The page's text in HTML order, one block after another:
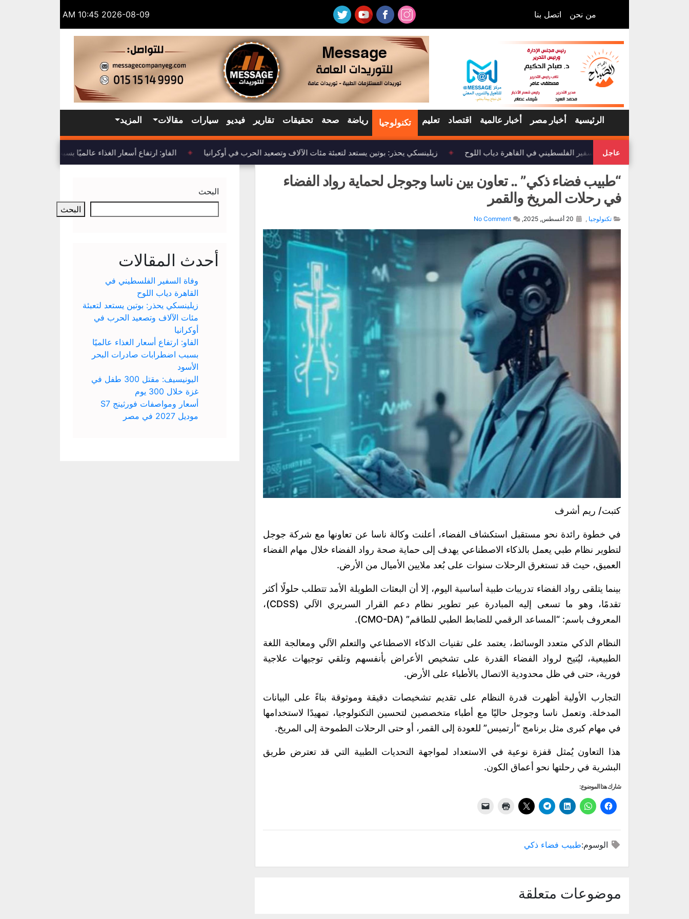
من نحن اتصل بنا 2026-08-09 10:45 AM
الرئيسية أخبار مصر أخبار عالمية اقتصاد تعليم تكنولوجيا رياضة صحة تحقيقات تقارير فيديو سيارات مقالات المزيد
عاجل
وفاة السفير الفلسطيني في القاهرة دياب اللوح ◈ زيلينسكي يحذر: بوتين يستعد لتعبئة مئات الآلاف وتصعيد الحرب في أوكرانيا ◈ الفاو: ارتفاع أسعار الغذاء عالميًا بسبب اضطرابات
“طبيب فضاء ذكي” .. تعاون بين ناسا وجوجل لحماية رواد الفضاء
في رحلات المريخ والقمر
تكنولوجيا ,
No Comment
كتبت/ ريم أشرف
في خطوة رائدة نحو مستقبل استكشاف الفضاء، أعلنت وكالة ناسا عن تعاونها مع شركة جوجل
لتطوير نظام طبي يعمل بالذكاء الاصطناعي يهدف إلى حماية صحة رواد الفضاء خلال مهام الفضاء
العميق، حيث قد تستغرق الرحلات سنوات على بُعد ملايين الأميال من الأرض.
بينما يتلقى رواد الفضاء تدريبات طبية أساسية اليوم، إلا أن البعثات الطويلة الأمد تتطلب حلولًا أكثر
تقدمًا، وهو ما تسعى إليه المبادرة عبر تطوير نظام دعم القرار السريري الآلي (CDSS)،
المعروف باسم: “المساعد الرقمي للضابط الطبي للطاقم” (CMO-DA).
النظام الذكي متعدد الوسائط، يعتمد على تقنيات الذكاء الاصطناعي والتعلم الآلي ومعالجة اللغة
الطبيعية، ليُتيح لرواد الفضاء القدرة على تشخيص الأعراض بأنفسهم وتلقي توجيهات علاجية
فورية، حتى في ظل محدودية الاتصال بالأطباء على الأرض.
التجارب الأولية أظهرت قدرة النظام على تقديم تشخيصات دقيقة وموثوقة بناءً على البيانات
المدخلة. وتعمل ناسا وجوجل حاليًا مع أطباء متخصصين لتحسين التكنولوجيا، تمهيدًا لاستخدامها
في مهام كبرى مثل برنامج “أرتميس” للعودة إلى القمر، أو حتى الرحلات الطموحة إلى المريخ.
هذا التعاون يُمثل قفزة نوعية في الاستعداد لمواجهة التحديات الطبية التي قد تعترض طريق
البشرية في رحلتها نحو أعماق الكون.
شارك هذا الموضوع:
الوسوم:طبيب فضاء ذكي
موضوعات متعلقة
البحث
البحث
أحدث المقالات
وفاة السفير الفلسطيني في
القاهرة دياب اللوح
زيلينسكي يحذر: بوتين يستعد لتعبئة
مئات الآلاف وتصعيد الحرب في
أوكرانيا
الفاو: ارتفاع أسعار الغذاء عالميًا
بسبب اضطرابات صادرات البحر
الأسود
اليونيسيف: مقتل 300 طفل في
غزة خلال 300 يوم
أسعار ومواصفات فورثينج S7
موديل 2027 في مصر